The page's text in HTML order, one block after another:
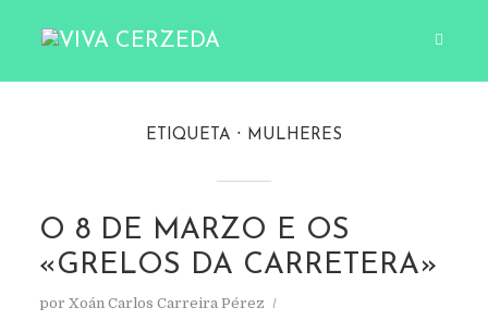
ETIQUETA MULHERES
O 8 DE MARZO E OS
«GRELOS DA CARRETERA»
por Xoán Carlos Carreira Pérez